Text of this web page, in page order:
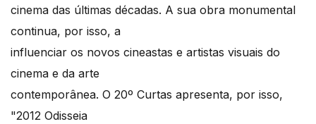
cinema das últimas décadas. A sua obra monumental
continua, por isso, a
influenciar os novos cineastas e artistas visuais do
cinema e da arte
contemporânea. O 20º Curtas apresenta, por isso,
"2012 Odisseia